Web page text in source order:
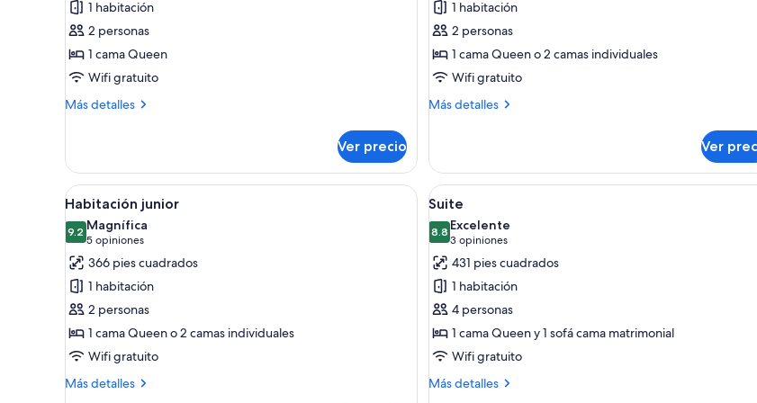
Habitación
clásica
1 habitación
2 personas
1 cama Queen
Wifi gratuito
Más detalles
Más
clásica
Ver precio
Habitación
Deluxe
1 habitación
2 personas
1 cama Queen o 2 camas individuales
Wifi gratuito
Más detalles
Más
Deluxe
Ver
Abrir
todas
las
fotos
de
Habitación
junior
Habitación junior | Minibar, caja de seguridad en la habitación y escritorio
5
Habitación junior
9.29.2 de 10
Magnífica
5 opiniones
(5
opiniones)
366 pies cuadrados
1 habitación
2 personas
1 cama Queen o 2 camas individuales
Wifi gratuito
Más detalles
Más
Abrir
todas
las
fotos
de
Suite
Una habitación de hotel
5
Suite
8.88.8 de 10
Excelente
3 opiniones
(3
opiniones)
431 pies cuadrados
1 habitación
4 personas
1 cama Queen y 1 sofá cama matrimonial
Wifi gratuito
Más detalles
Más